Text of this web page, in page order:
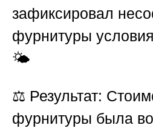
зафиксировал
фурнитуры
🌤️
⚖️ Результат:
фурнитуры была